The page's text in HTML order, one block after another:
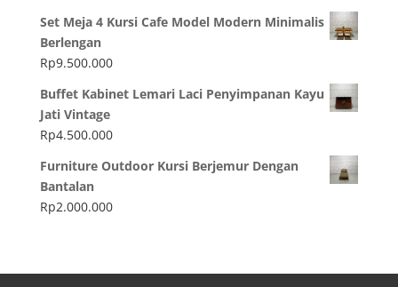
Set Meja 4 Kursi Cafe Model Modern Minimalis
Berlengan
Rp9.500.000
Buffet Kabinet Lemari Laci Penyimpanan Kayu
Jati Vintage
Rp4.500.000
Furniture Outdoor Kursi Berjemur Dengan
Bantalan
Rp2.000.000